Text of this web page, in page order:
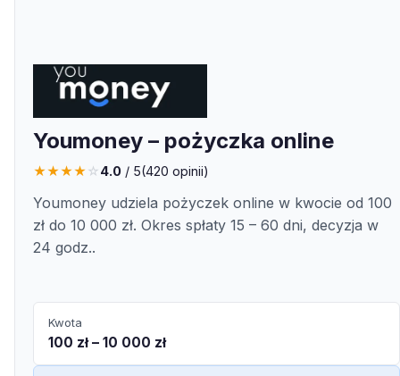
Youmoney – pożyczka online
★★★★☆4.0 / 5(420 opinii)
Youmoney udziela pożyczek online w kwocie od 100
zł do 10 000 zł. Okres spłaty 15 – 60 dni, decyzja w
24 godz..
Kwota
100 zł – 10 000 zł